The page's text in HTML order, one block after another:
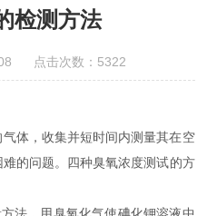
检测方法
08 点击次数：5322
体，收集并短时间内测量其在空
的问题。四种臭氧浓度测试的方
法，用臭氧化气使碘化钾溶液中